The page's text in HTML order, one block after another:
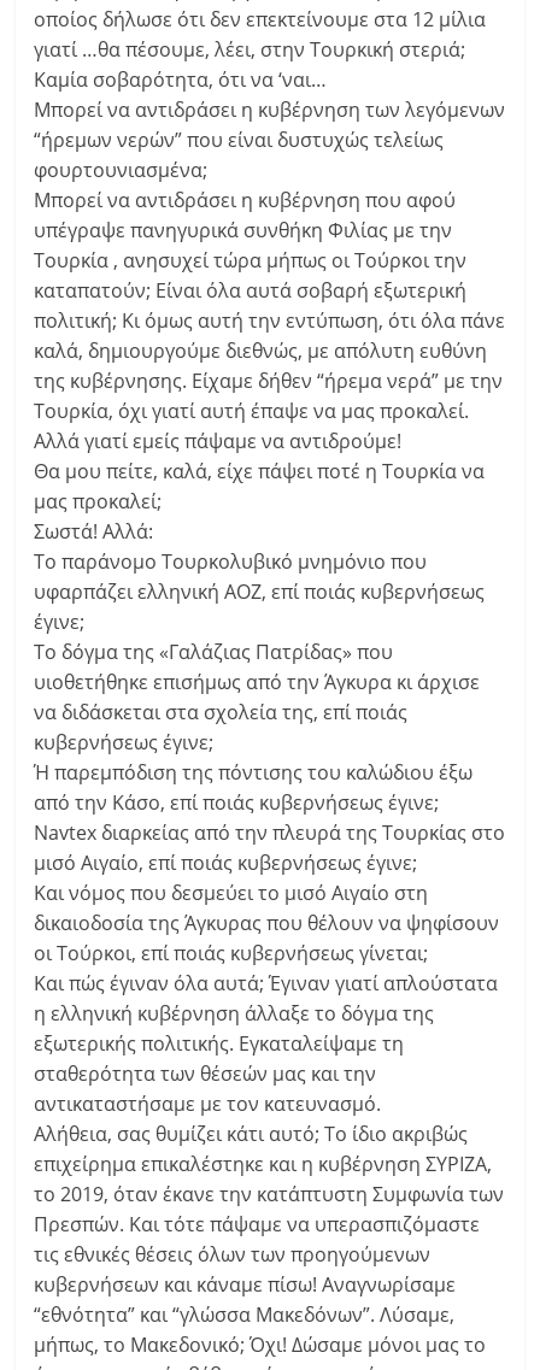
οποίος δήλωσε ότι δεν επεκτείνουμε στα 12 μίλια
γιατί …θα πέσουμε, λέει, στην Τουρκική στεριά;
Καμία σοβαρότητα, ότι να ‘ναι…
Μπορεί να αντιδράσει η κυβέρνηση των λεγόμενων
“ήρεμων νερών” που είναι δυστυχώς τελείως
φουρτουνιασμένα;
Μπορεί να αντιδράσει η κυβέρνηση που αφού
υπέγραψε πανηγυρικά συνθήκη Φιλίας με την
Τουρκία , ανησυχεί τώρα μήπως οι Τούρκοι την
καταπατούν; Είναι όλα αυτά σοβαρή εξωτερική
πολιτική; Κι όμως αυτή την εντύπωση, ότι όλα πάνε
καλά, δημιουργούμε διεθνώς, με απόλυτη ευθύνη
της κυβέρνησης. Είχαμε δήθεν “ήρεμα νερά” με την
Τουρκία, όχι γιατί αυτή έπαψε να μας προκαλεί.
Αλλά γιατί εμείς πάψαμε να αντιδρούμε!
Θα μου πείτε, καλά, είχε πάψει ποτέ η Τουρκία να
μας προκαλεί;
Σωστά! Αλλά:
Το παράνομο Τουρκολυβικό μνημόνιο που
υφαρπάζει ελληνική ΑΟΖ, επί ποιάς κυβερνήσεως
έγινε;
Το δόγμα της «Γαλάζιας Πατρίδας» που
υιοθετήθηκε επισήμως από την Άγκυρα κι άρχισε
να διδάσκεται στα σχολεία της, επί ποιάς
κυβερνήσεως έγινε;
Ή παρεμπόδιση της πόντισης του καλώδιου έξω
από την Κάσο, επί ποιάς κυβερνήσεως έγινε;
Navtex διαρκείας από την πλευρά της Τουρκίας στο
μισό Αιγαίο, επί ποιάς κυβερνήσεως έγινε;
Και νόμος που δεσμεύει το μισό Αιγαίο στη
δικαιοδοσία της Άγκυρας που θέλουν να ψηφίσουν
οι Τούρκοι, επί ποιάς κυβερνήσεως γίνεται;
Και πώς έγιναν όλα αυτά; Έγιναν γιατί απλούστατα
η ελληνική κυβέρνηση άλλαξε το δόγμα της
εξωτερικής πολιτικής. Εγκαταλείψαμε τη
σταθερότητα των θέσεών μας και την
αντικαταστήσαμε με τον κατευνασμό.
Αλήθεια, σας θυμίζει κάτι αυτό; Το ίδιο ακριβώς
επιχείρημα επικαλέστηκε και η κυβέρνηση ΣΥΡΙΖΑ,
το 2019, όταν έκανε την κατάπτυστη Συμφωνία των
Πρεσπών. Και τότε πάψαμε να υπερασπιζόμαστε
τις εθνικές θέσεις όλων των προηγούμενων
κυβερνήσεων και κάναμε πίσω! Αναγνωρίσαμε
“εθνότητα” και “γλώσσα Μακεδόνων”. Λύσαμε,
μήπως, το Μακεδονικό; Όχι! Δώσαμε μόνοι μας το